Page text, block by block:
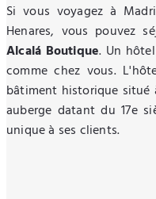
Si vous voyagez à
Henares, vous pouvez
Alcalá Boutique. Un
comme chez vous.
bâtiment historique situé
auberge datant du 17e
unique à ses clients.